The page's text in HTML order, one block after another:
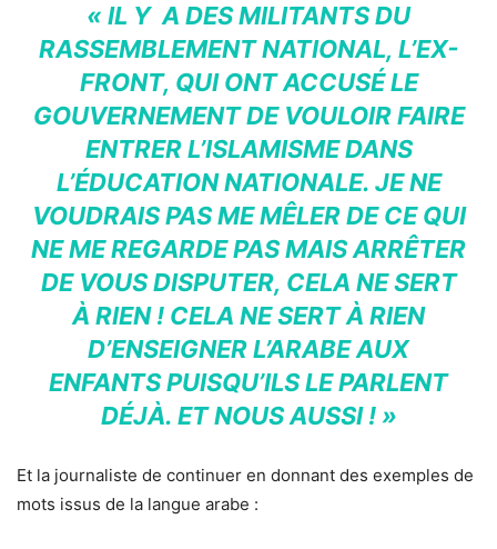
« IL Y A DES MILITANTS DU
RASSEMBLEMENT NATIONAL, L’EX-
FRONT, QUI ONT ACCUSÉ LE
GOUVERNEMENT DE VOULOIR FAIRE
ENTRER L’ISLAMISME DANS
L’ÉDUCATION NATIONALE. JE NE
VOUDRAIS PAS ME MÊLER DE CE QUI
NE ME REGARDE PAS MAIS ARRÊTER
DE VOUS DISPUTER, CELA NE SERT
À RIEN ! CELA NE SERT À RIEN
D’ENSEIGNER L’ARABE AUX
ENFANTS PUISQU’ILS LE PARLENT
DÉJÀ. ET NOUS AUSSI ! »
Et la journaliste de continuer en donnant des exemples de
mots issus de la langue arabe :